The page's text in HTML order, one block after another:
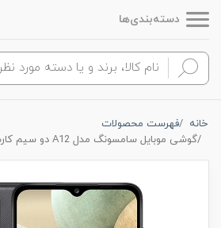
دسته‌بندی‌ها
خانه
فهرست محصولات
گوشی موبایل سامسونگ مدل A12 دو سیم کارت ظرفیت 128 گیگابایت